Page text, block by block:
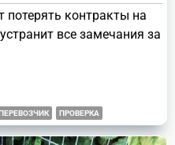
потерять контракты на
все замечания за
ПРОВЕРКА